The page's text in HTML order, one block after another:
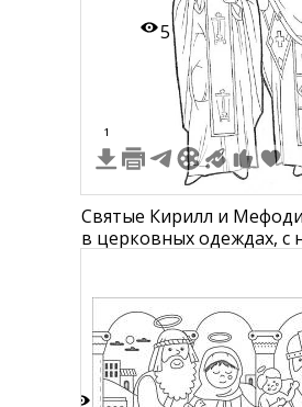
5
1
Святые Кирилл и
в церковных одеждах, с
книгу